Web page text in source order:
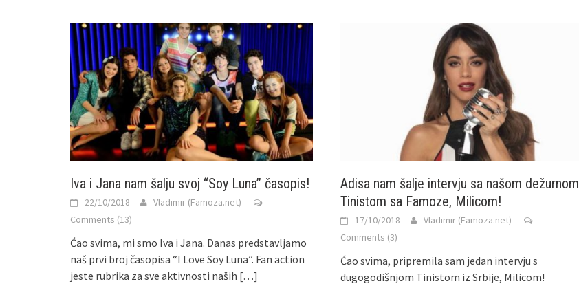
Iva i Jana nam šalju svoj “Soy Luna” časopis!
22/10/2018
Vladimir (Famoza.net)
Comments (13)
Ćao svima, mi smo Iva i Jana. Danas predstavljamo
naš prvi broj časopisa “I Love Soy Luna”. Fan action
jeste rubrika za sve aktivnosti naših […]
Adisa nam šalje intervju sa našom dežurnom
Tinistom sa Famoze, Milicom!
17/10/2018
Vladimir (Famoza.net)
Comments (3)
Ćao svima, pripremila sam jedan intervju s
dugogodišnjom Tinistom iz Srbije, Milicom!